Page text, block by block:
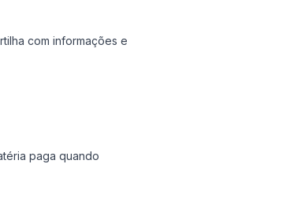
com informações e
paga quando